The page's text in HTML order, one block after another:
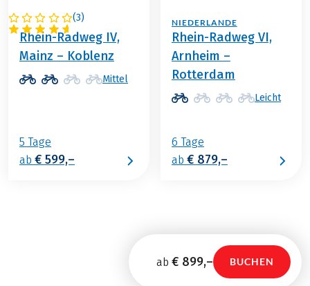
(3)
DEUTSCHLAND
Rhein-Radweg IV,
Mainz – Koblenz
Mittel
5 Tage
ab € 599,–
NIEDERLANDE
Rhein-Radweg VI,
Arnheim –
Rotterdam
Leicht
6 Tage
ab € 879,–
ab € 899,– BUCHEN